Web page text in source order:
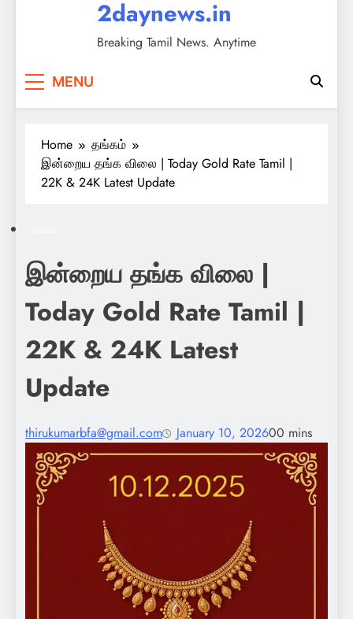
2daynews.in
Breaking Tamil News. Anytime
MENU
Home
தங்கம்
இன்றைய தங்க விலை | Today Gold Rate Tamil |
22K & 24K Latest Update
இன்றைய தங்க விலை |
Today Gold Rate Tamil |
22K & 24K Latest
Update
thirukumarbfa@gmail.com January 10, 202600 mins